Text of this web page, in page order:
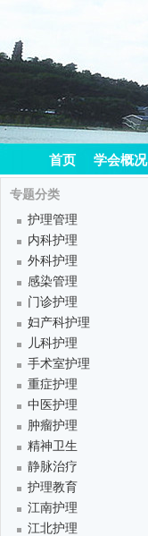
首页 学会概况
专题分类
护理管理
内科护理
外科护理
感染管理
门诊护理
妇产科护理
儿科护理
手术室护理
重症护理
中医护理
肿瘤护理
精神卫生
静脉治疗
护理教育
江南护理
江北护理